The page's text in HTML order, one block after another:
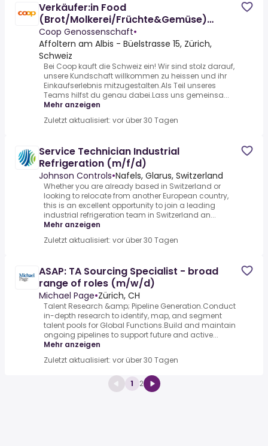
Verkäufer:in Food
(Brot/Molkerei/Früchte&Gemüse)
Neueröffnung
Coop Genossenschaft•
Affoltern am Albis - Büelstrasse 15, Zürich,
Schweiz
Bei Coop kauft die Schweiz ein! Wir sind stolz darauf,
unsere Kundschaft willkommen zu heissen und ihr
Einkaufserlebnis mitzugestalten.Als Teil unseres
Teams hilfst du genau dabei.Lass uns gemeinsa...
Mehr anzeigen
Zuletzt aktualisiert: vor über 30 Tagen
Service Technician Industrial
Refrigeration (m/f/d)
Johnson Controls•Nafels, Glarus, Switzerland
Whether you are already based in Switzerland or
looking to relocate from another European country,
this is an excellent opportunity to join a leading
industrial refrigeration team in Switzerland an...
Mehr anzeigen
Zuletzt aktualisiert: vor über 30 Tagen
ASAP: TA Sourcing Specialist - broad
range of roles (m/w/d)
Michael Page•Zürich, CH
Talent Research &amp; Pipeline Generation.Conduct
in-depth research to identify, map, and segment
talent pools for Global Functions.Build and maintain
ongoing pipelines to support future and active...
Mehr anzeigen
Zuletzt aktualisiert: vor über 30 Tagen
1 2